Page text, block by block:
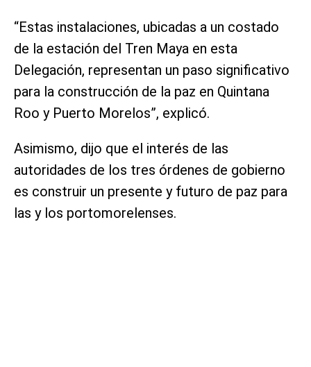
“Estas instalaciones, ubicadas a un costado
de la estación del Tren Maya en esta
Delegación, representan un paso significativo
para la construcción de la paz en Quintana
Roo y Puerto Morelos”, explicó.
Asimismo, dijo que el interés de las
autoridades de los tres órdenes de gobierno
es construir un presente y futuro de paz para
las y los portomorelenses.